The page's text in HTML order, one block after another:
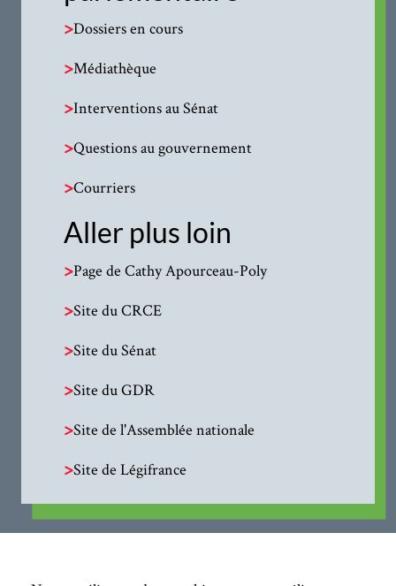
>Dossiers en cours
>Médiathèque
>Interventions au Sénat
>Questions au gouvernement
>Courriers
Aller plus loin
>Page de Cathy Apourceau-Poly
>Site du CRCE
>Site du Sénat
>Site du GDR
>Site de l'Assemblée nationale
>Site de Légifrance